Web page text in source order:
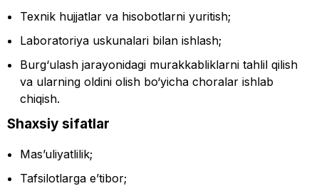
Texnik hujjatlar va hisobotlarni yuritish;
Laboratoriya uskunalari bilan ishlash;
Burg‘ulash jarayonidagi murakkabliklarni tahlil qilish
va ularning oldini olish bo‘yicha choralar ishlab
chiqish.
Shaxsiy sifatlar
Mas’uliyatlilik;
Tafsilotlarga e’tibor;